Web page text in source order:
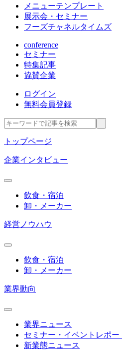
メニューテンプレート
展示会・セミナー
フーズチャネルタイムズ
conference
セミナー
特集記事
協賛企業
ログイン
無料会員登録
トップページ
企業インタビュー
飲食・宿泊
卸・メーカー
経営ノウハウ
飲食・宿泊
卸・メーカー
業界動向
業界ニュース
セミナー・イベントレポー
新業態ニュース